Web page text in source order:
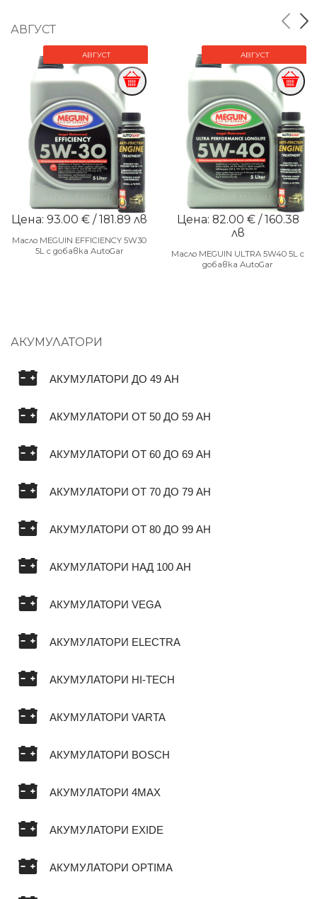
АВГУСТ
АВГУСТ
Цена: 93.00 € / 181.89 лв
Масло MEGUIN EFFICIENCY 5W30
5L с добавка AutoGar
АВГУСТ
Цена: 82.00 € / 160.38
лв
Масло MEGUIN ULTRA 5W40 5L с
добавка AutoGar
АКУМУЛАТОРИ
АКУМУЛАТОРИ ДО 49 AH
АКУМУЛАТОРИ ОТ 50 ДО 59 AH
АКУМУЛАТОРИ ОТ 60 ДО 69 AH
АКУМУЛАТОРИ ОТ 70 ДО 79 AH
АКУМУЛАТОРИ ОТ 80 ДО 99 AH
АКУМУЛАТОРИ НАД 100 AH
АКУМУЛАТОРИ VEGA
АКУМУЛАТОРИ ELECTRA
АКУМУЛАТОРИ HI-TECH
АКУМУЛАТОРИ VARTA
АКУМУЛАТОРИ BOSCH
АКУМУЛАТОРИ 4MAX
АКУМУЛАТОРИ EXIDE
АКУМУЛАТОРИ OPTIMA